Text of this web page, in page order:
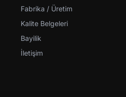
Fabrika / Üretim
Kalite Belgeleri
Bayilik
İletişim